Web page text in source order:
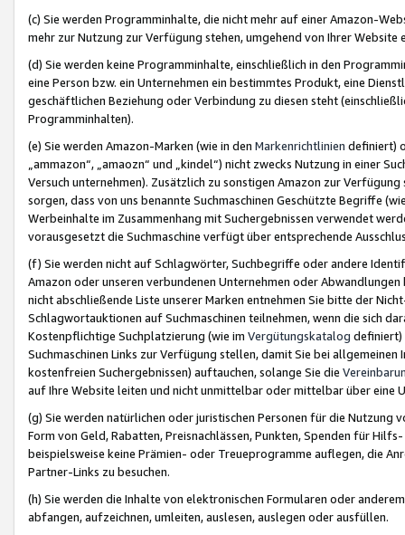
(c) Sie werden Programminhalte, die nicht mehr auf einer Amazon-
mehr zur Nutzung zur Verfügung stehen, umgehend von Ihrer
(d) Sie werden keine Programminhalte, einschließlich in den
eine Person bzw. ein Unternehmen ein bestimmtes Produkt, eine
geschäftlichen Beziehung oder Verbindung zu diesen steht
Programminhalten).
(e) Sie werden Amazon-Marken (wie in den Markenrichtlinien definiert)
„ammazon“, „amaozn“ und „kindel“) nicht zwecks Nutzung in einer
Versuch unternehmen). Zusätzlich zu sonstigen Amazon zur
sorgen, dass von uns benannte Suchmaschinen Geschützte Begriffe
Werbeinhalte im Zusammenhang mit Suchergebnissen verwendet
vorausgesetzt die Suchmaschine verfügt über entsprechende
(f) Sie werden nicht auf Schlagwörter, Suchbegriffe oder andere
Amazon oder unseren verbundenen Unternehmen oder
nicht abschließende Liste unserer Marken entnehmen Sie bitte der
Schlagwortauktionen auf Suchmaschinen teilnehmen, wenn die sich
Kostenpflichtige Suchplatzierung (wie im Vergütungskatalog definiert)
Suchmaschinen Links zur Verfügung stellen, damit Sie bei
kostenfreien Suchergebnissen) auftauchen, solange Sie die
auf Ihre Website leiten und nicht unmittelbar oder mittelbar über eine
(g) Sie werden natürlichen oder juristischen Personen für die Nutzung
Form von Geld, Rabatten, Preisnachlässen, Punkten, Spenden für
beispielsweise keine Prämien- oder Treueprogramme auflegen, die
Partner-Links zu besuchen.
(h) Sie werden die Inhalte von elektronischen Formularen oder
abfangen, aufzeichnen, umleiten, auslesen, auslegen oder ausfüllen.